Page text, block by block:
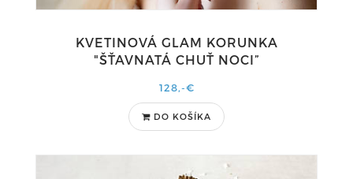
KVETINOVÁ GLAM KORUNKA
"ŠŤAVNATÁ CHUŤ NOCI”
128,-€
DO KOŠÍKA